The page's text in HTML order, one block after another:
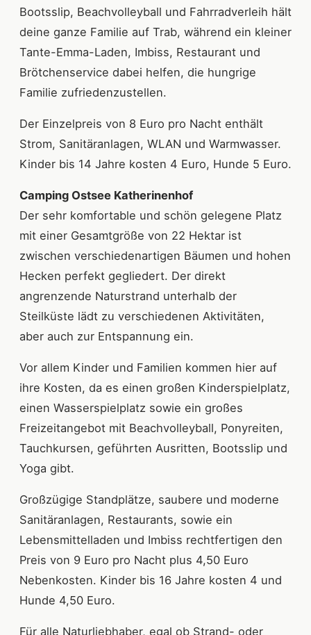
Bootsslip, Beachvolleyball und Fahrradverleih hält
deine ganze Familie auf Trab, während ein kleiner
Tante-Emma-Laden, Imbiss, Restaurant und
Brötchenservice dabei helfen, die hungrige
Familie zufriedenzustellen.
Der Einzelpreis von 8 Euro pro Nacht enthält
Strom, Sanitäranlagen, WLAN und Warmwasser.
Kinder bis 14 Jahre kosten 4 Euro, Hunde 5 Euro.
Camping Ostsee Katherinenhof
Der sehr komfortable und schön gelegene Platz
mit einer Gesamtgröße von 22 Hektar ist
zwischen verschiedenartigen Bäumen und hohen
Hecken perfekt gegliedert. Der direkt
angrenzende Naturstrand unterhalb der
Steilküste lädt zu verschiedenen Aktivitäten,
aber auch zur Entspannung ein.
Vor allem Kinder und Familien kommen hier auf
ihre Kosten, da es einen großen Kinderspielplatz,
einen Wasserspielplatz sowie ein großes
Freizeitangebot mit Beachvolleyball, Ponyreiten,
Tauchkursen, geführten Ausritten, Bootsslip und
Yoga gibt.
Großzügige Standplätze, saubere und moderne
Sanitäranlagen, Restaurants, sowie ein
Lebensmittelladen und Imbiss rechtfertigen den
Preis von 9 Euro pro Nacht plus 4,50 Euro
Nebenkosten. Kinder bis 16 Jahre kosten 4 und
Hunde 4,50 Euro.
Für alle Naturliebhaber, egal ob Strand- oder